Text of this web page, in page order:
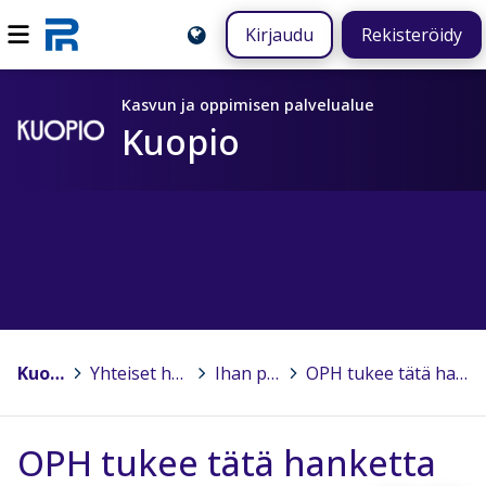
Kirjaudu Rekisteröidy
Kasvun ja oppimisen palvelualue
Kuopio
Kuopio Yhteiset hankkeet > Ihan pihalla! OPH tukee tätä hanketta
OPH tukee tätä hanketta